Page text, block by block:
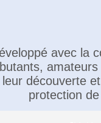
avec la
découverte
protection